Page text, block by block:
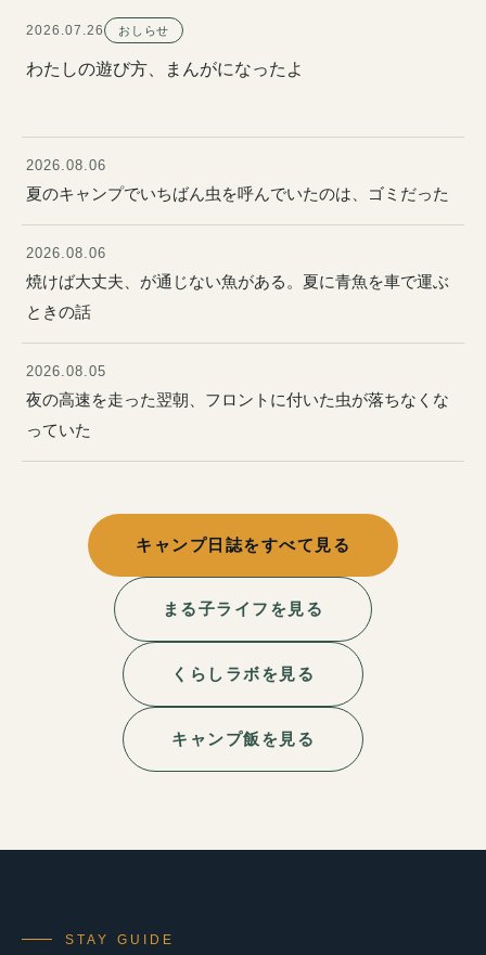
2026.07.26 おしらせ
わたしの遊び方、まんがになったよ
2026.08.06
夏のキャンプでいちばん虫を呼んでいたのは、ゴミだった
2026.08.06
焼けば大丈夫、が通じない魚がある。夏に青魚を車で運ぶ
ときの話
2026.08.05
夜の高速を走った翌朝、フロントに付いた虫が落ちなくな
っていた
キャンプ日誌をすべて見る
まる子ライフを見る
くらしラボを見る
キャンプ飯を見る
STAY GUIDE